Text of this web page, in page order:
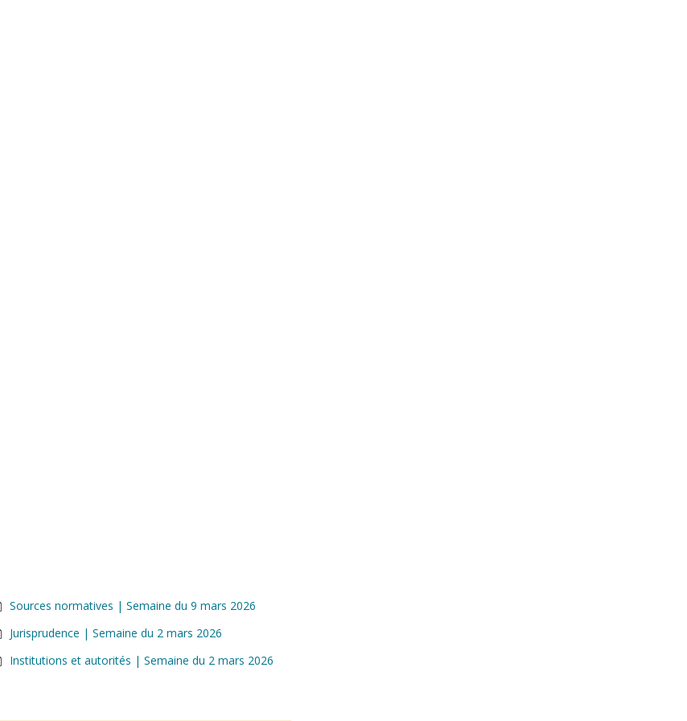
Sources normatives | Semaine du 9 mars 2026
Jurisprudence | Semaine du 2 mars 2026
Institutions et autorités | Semaine du 2 mars 2026